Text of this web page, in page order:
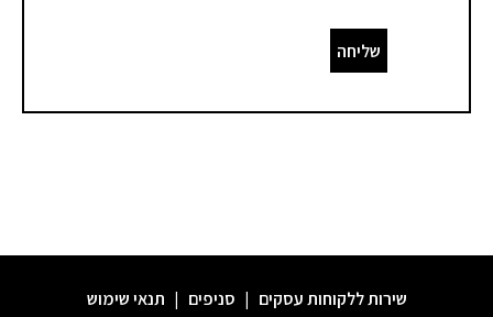
שליחה
שירות ללקוחות עסקים | סניפים | תנאי שימוש